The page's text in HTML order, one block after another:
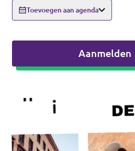
Nieuws
Agenda
Vacatures
Toevoegen aan agenda
Aanmelden